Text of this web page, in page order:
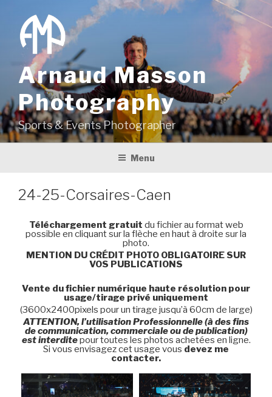
contenu
principal
Arnaud Masson
Photography
Sports & Events Photographer
Menu
24-25-Corsaires-Caen
Téléchargement gratuit du fichier au format web
possible en cliquant sur la flèche en haut à droite sur la
photo.
MENTION DU CRÉDIT PHOTO OBLIGATOIRE SUR
VOS PUBLICATIONS
Vente du fichier numérique haute résolution pour
usage/tirage privé uniquement
(3600x2400pixels pour un tirage jusqu’à 60cm de large)
ATTENTION, l’utilisation Professionnelle (à des fins
de communication, commerciale ou de publication)
est interditepour toutes les photos achetées en ligne.
Si vous envisagez cet usage vous devez me
contacter.